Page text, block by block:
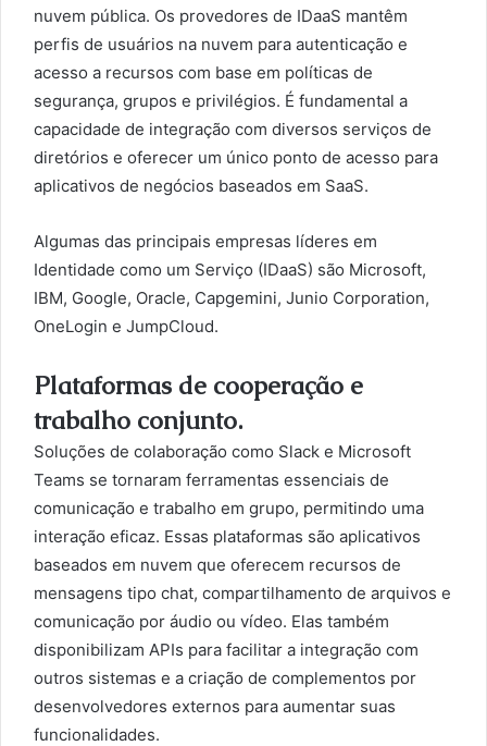
nuvem pública. Os provedores de IDaaS mantêm
perfis de usuários na nuvem para autenticação e
acesso a recursos com base em políticas de
segurança, grupos e privilégios. É fundamental a
capacidade de integração com diversos serviços de
diretórios e oferecer um único ponto de acesso para
aplicativos de negócios baseados em SaaS.
Algumas das principais empresas líderes em
Identidade como um Serviço (IDaaS) são Microsoft,
IBM, Google, Oracle, Capgemini, Junio Corporation,
OneLogin e JumpCloud.
Plataformas de cooperação e
trabalho conjunto.
Soluções de colaboração como Slack e Microsoft
Teams se tornaram ferramentas essenciais de
comunicação e trabalho em grupo, permitindo uma
interação eficaz. Essas plataformas são aplicativos
baseados em nuvem que oferecem recursos de
mensagens tipo chat, compartilhamento de arquivos e
comunicação por áudio ou vídeo. Elas também
disponibilizam APIs para facilitar a integração com
outros sistemas e a criação de complementos por
desenvolvedores externos para aumentar suas
funcionalidades.